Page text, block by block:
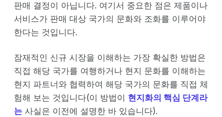
판매 결정이 아닙니다. 여기서 중요한 점은 제품이나
서비스가 판매 대상 국가의 문화와 조화를 이루어야
한다는 것입니다.
잠재적인 신규 시장을 이해하는 가장 확실한 방법은
직접 해당 국가를 여행하거나 현지 문화를 이해하는
현지 파트너와 협력하여 해당 국가의 문화를 직접 체
험해 보는 것입니다(이 방법이 현지화의 핵심 단계라
는 사실은 이전에 설명한 바 있습니다).